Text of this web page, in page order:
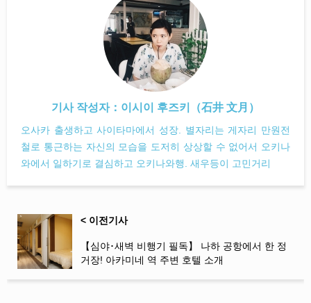
기사 작성자： 이시이 후즈키（石井 文月）
오사카 출생하고 사이타마에서 성장. 별자리는 게자리 만원전
철로 통근하는 자신의 모습을 도저히 상상할 수 없어서 오키나
와에서 일하기로 결심하고 오키나와행. 새우등이 고민거리
< 이전기사
【심야･새벽 비행기 필독】 나하 공항에서 한 정
거장! 아카미네 역 주변 호텔 소개